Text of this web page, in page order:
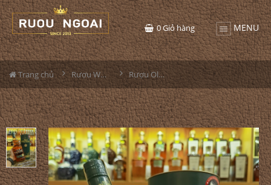
MENU
0Giỏ hàng
Trang chủ Rượu Whisky Rượu Old Pulteney 21YO